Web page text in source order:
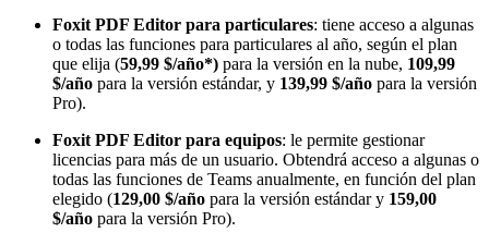
Foxit PDF Editor para particulares: tiene acceso a algunas
o todas las funciones para particulares al año, según el plan
que elija (59,99 $/año*) para la versión en la nube, 109,99
$/año para la versión estándar, y 139,99 $/año para la versión
Pro).
Foxit PDF Editor para equipos: le permite gestionar
licencias para más de un usuario. Obtendrá acceso a algunas o
todas las funciones de Teams anualmente, en función del plan
elegido (129,00 $/año para la versión estándar y 159,00
$/año para la versión Pro).